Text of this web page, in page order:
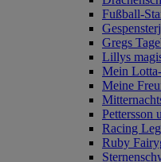
Fußball-
Gregs
Lillys
Mein
Meine
Pettersson
Racing
Ruby